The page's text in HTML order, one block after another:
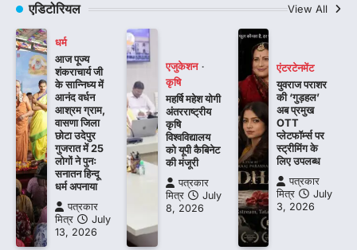
एडिटोरियल View All
धर्म
आज पूज्य
शंकराचार्य जी
के सान्निध्य में
आनंद वर्धन
आश्रम ग्राम,
वासणा जिला
छोटा उदेपुर
गुजरात में 25
लोगों ने पुनः
सनातन हिन्दू
धर्म अपनाया
पत्रकार
मित्र
July
13, 2026
एजुकेशन
कृषि
महर्षि महेश योगी
अंतरराष्ट्रीय
कृषि
विश्वविद्यालय
को यूपी कैबिनेट
की मंजूरी
पत्रकार
मित्र
July
8, 2026
एंटरटेनमेंट
युवराज पराशर
की ‘गुड़हल’
अब प्रमुख
OTT
प्लेटफॉर्म्स पर
स्ट्रीमिंग के
लिए उपलब्ध
पत्रकार
मित्र
July
3, 2026